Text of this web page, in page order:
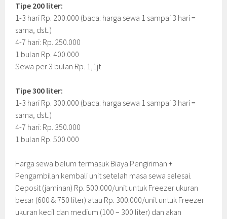
Tipe 200 liter:
1-3 hari Rp. 200.000 (baca: harga sewa 1 sampai 3 hari =
sama, dst..)
4-7 hari: Rp. 250.000
1 bulan Rp. 400.000
Sewa per 3 bulan Rp. 1,1jt
Tipe 300 liter:
1-3 hari Rp. 300.000 (baca: harga sewa 1 sampai 3 hari =
sama, dst..)
4-7 hari: Rp. 350.000
1 bulan Rp. 500.000
Harga sewa belum termasuk Biaya Pengiriman +
Pengambilan kembali unit setelah masa sewa selesai.
Deposit (jaminan) Rp. 500.000/unit untuk Freezer ukuran
besar (600 & 750 liter) atau Rp. 300.000/unit untuk Freezer
ukuran kecil dan medium (100 – 300 liter) dan akan